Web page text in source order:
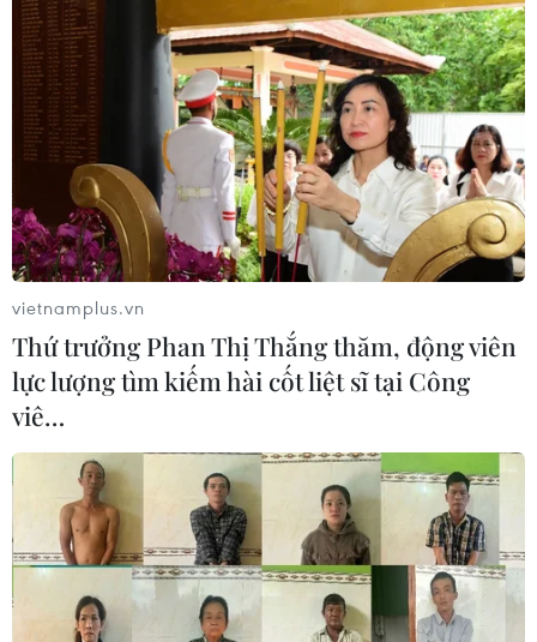
Chuyên gia Nhật Bản nói Việt Nam
nên ưu tiên sản xuất và đóng gói chip
bán dẫn
08/08/2026 13:28
Nông sản Việt Nam còn nhiều dư địa
tại thị trường Algeria
08/08/2026 12:55
Động lực mới cho hợp tác thương
mại Việt Nam-Australia
08/08/2026 12:20
Mỹ chi hơn 2 tỷ USD thúc đẩy ngành
pin và khoáng sản nội địa
vietnamplus.vn
Thứ trưởng Phan Thị Thắng thăm, động viên
lực lượng tìm kiếm hài cốt liệt sĩ tại Công
viê…